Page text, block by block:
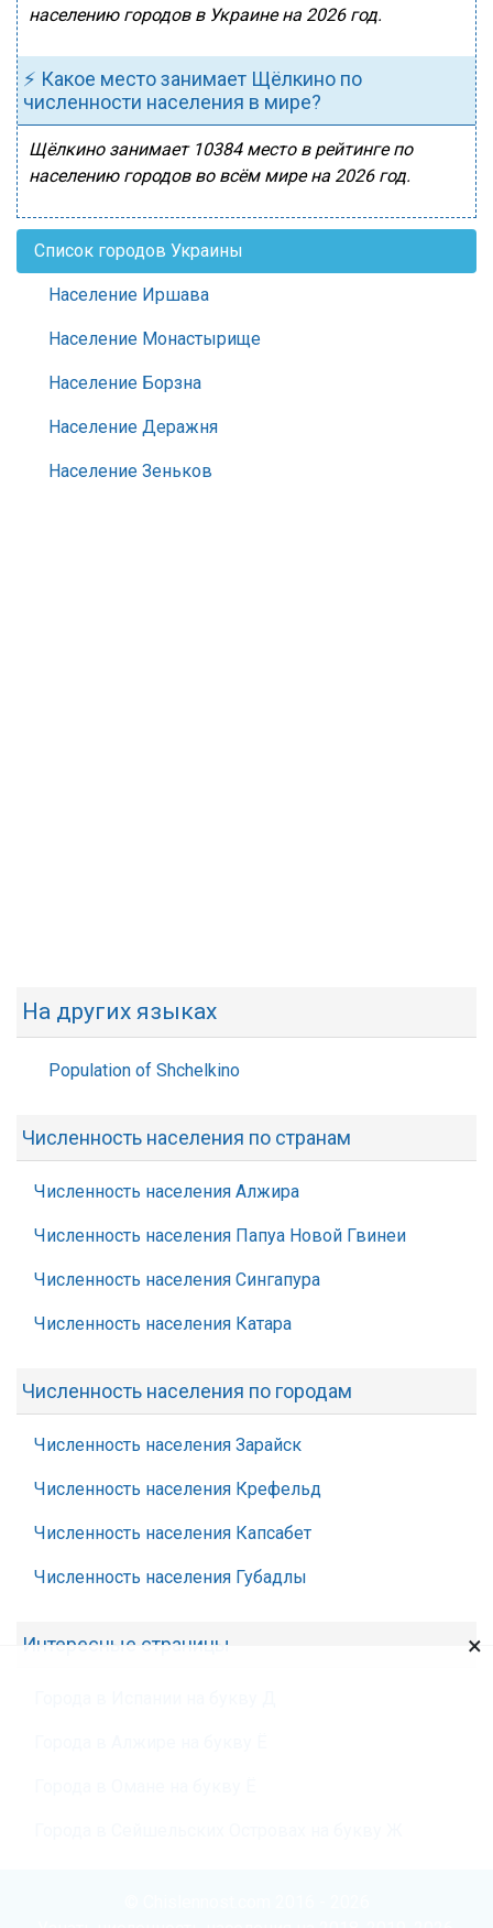
населению городов в Украине на 2026 год.
⚡ Какое место занимает Щёлкино по
численности населения в мире?
Щёлкино занимает 10384 место в рейтинге по
населению городов во всём мире на 2026 год.
Список городов Украины
Население Иршава
Население Монастырище
Население Борзна
Население Деражня
Население Зеньков
На других языках
Population of Shchelkino
Численность населения по странам
Численность населения Алжира
Численность населения Папуа Новой Гвинеи
Численность населения Сингапура
Численность населения Катара
Численность населения по городам
Численность населения Зарайск
Численность населения Крефельд
Численность населения Капсабет
Численность населения Губадлы
Интересные страницы ×